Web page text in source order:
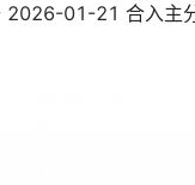
2026-01-21 合入